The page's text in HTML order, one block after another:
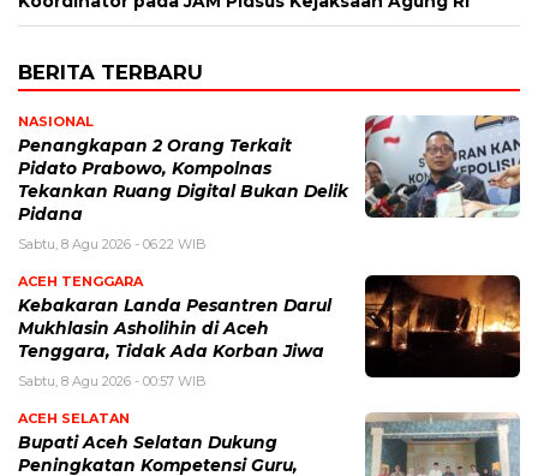
BERITA TERBARU
NASIONAL
Penangkapan 2 Orang Terkait
Pidato Prabowo, Kompolnas
Tekankan Ruang Digital Bukan Delik
Pidana
Sabtu, 8 Agu 2026 - 06:22 WIB
ACEH TENGGARA
Kebakaran Landa Pesantren Darul
Mukhlasin Asholihin di Aceh
Tenggara, Tidak Ada Korban Jiwa
Sabtu, 8 Agu 2026 - 00:57 WIB
ACEH SELATAN
Bupati Aceh Selatan Dukung
Peningkatan Kompetensi Guru,